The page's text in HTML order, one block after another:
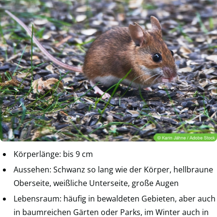
Körperlänge: bis 9 cm
Aussehen: Schwanz so lang wie der Körper, hellbraune
Oberseite, weißliche Unterseite, große Augen
Lebensraum: häufig in bewaldeten Gebieten, aber auch
in baumreichen Gärten oder Parks, im Winter auch in